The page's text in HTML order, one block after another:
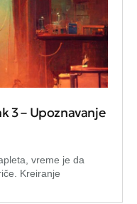
3 – Upoznavanje
vreme je da
Kreiranje